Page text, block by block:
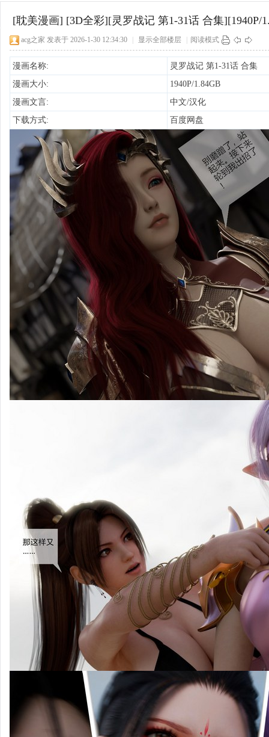
[耽美漫画] [3D全彩][灵罗战记 第1-31话 合集][1940P/
acg之家 发表于 2026-1-30 12:34:30 显示全部楼层 阅读模式
漫画名称:
灵罗战记 第1-31话 合集
漫画大小:
1940P/1.84GB
漫画文言:
中文/汉化
下载方式:
百度网盘